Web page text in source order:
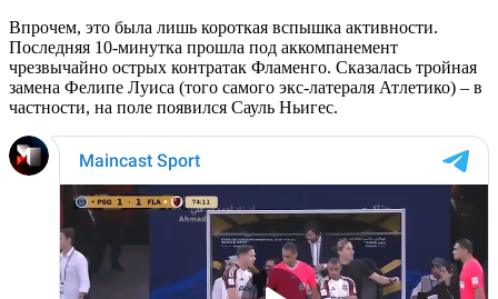
Впрочем, это была лишь короткая вспышка активности.
Последняя 10-минутка прошла под аккомпанемент
чрезвычайно острых контратак Фламенго. Сказалась тройная
замена Фелипе Луиса (того самого экс-латераля Атлетико) – в
частности, на поле появился Сауль Ньигес.